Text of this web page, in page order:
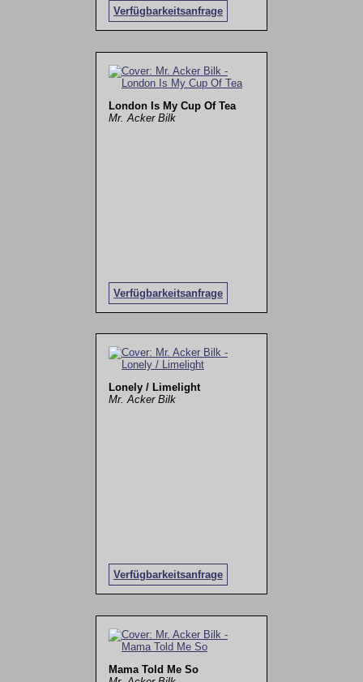
Verfügbarkeitsanfrage
London Is My Cup Of Tea
Mr. Acker Bilk
Verfügbarkeitsanfrage
Lonely / Limelight
Mr. Acker Bilk
Verfügbarkeitsanfrage
Mama Told Me So